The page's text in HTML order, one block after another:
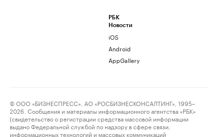
РБК
Новости
iOS
Android
AppGallery
© ООО «БИЗНЕСПРЕСС», АО «РОСБИЗНЕСКОНСАЛТИНГ», 1995–
2026. Сообщения и материалы информационного агентства «РБК»
(свидетельство о регистрации средства массовой информации
выдано Федеральной службой по надзору в сфере связи,
информационных технологий и массовых коммуникаций